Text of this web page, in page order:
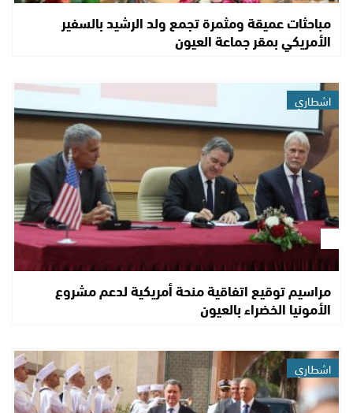
مباحثات عميقة ومثمرة تجمع ولد الرشيد بالسفير
الأمريكي بمقر جماعة العيون
اشطاري
مراسيم توقيع اتفاقية منحة أمريكية لدعم مشروع
الأمونيا الخضراء بالعيون
اشطاري